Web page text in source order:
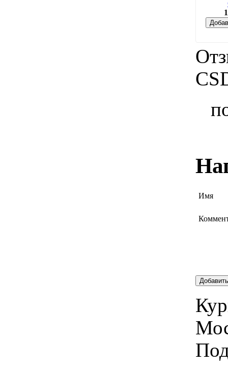
Имя
Добавить